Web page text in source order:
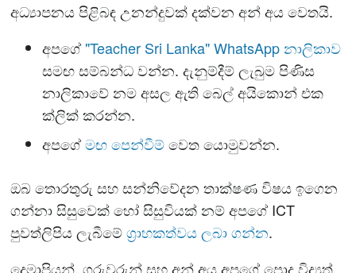
අධ්‍යාපනය පිළිබඳ උනන්දුවක් දක්වන අන් අය වෙතයි.
අපගේ "Teacher Sri Lanka" WhatsApp නාලිකාව
සමඟ සම්බන්ධ වන්න. දැනුම්දීම් ලැබුම පිණිස
නාලිකාවේ නම අසල ඇති බෙල් අයිකොන් එක
ක්ලික් කරන්න.
අපගේමඟ පෙන්වීම්වෙත යොමුවන්න.
ඔබ තොරතුරු සහ සන්නිවේදන තාක්ෂණ විෂය ඉගෙන
ගන්නා සිසුවෙක් හෝ සිසුවියක් නම් අපගේ ICT
පුවත්ලිපිය ලැබීමේග්‍රාහකත්වය ලබා ගන්න.
දෙමාපියන්, ගුරුවරුන් සහ අන් අය අපගේ පොදු විද්‍යුත්